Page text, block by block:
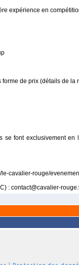
expérience en
de prix (détails de la
se font exclusivement
cavalier-rouge/
: contact@cavalier-